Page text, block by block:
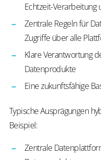
Echtzeit-Verarbeitung
Zentrale Regeln für
Zugriffe über alle
Klare Verantwortung
Datenprodukte
Eine zukunftsfähige
Typische Ausprägungen
Beispiel:
Zentrale